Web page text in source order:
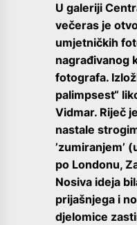
U galeriji
večeras je
umjetničkih
nagrađivanog
fotografa.
palimpsest“
Vidmar. Riječ
nastale
’zumiranjem’
po Londonu,
Nosiva ideja
prijašnjega i
djelomice